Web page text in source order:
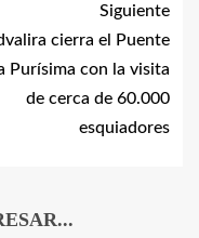
Siguiente
cierra el Puente
Purísima con la visita
de cerca de 60.000
esquiadores